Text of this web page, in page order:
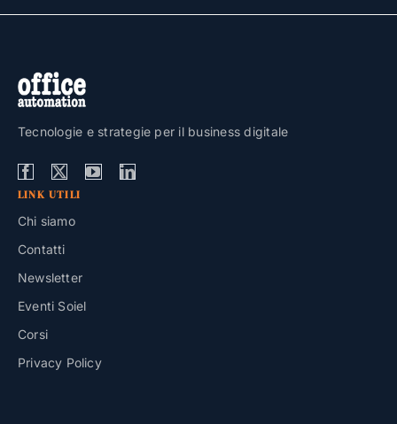
Tecnologie e strategie per il business digitale
LINK UTILI
Chi siamo
Contatti
Newsletter
Eventi Soiel
Corsi
Privacy Policy